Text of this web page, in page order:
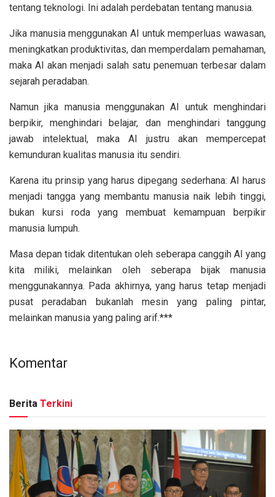
tentang teknologi. Ini adalah perdebatan tentang manusia.
Jika manusia menggunakan AI untuk memperluas wawasan,
meningkatkan produktivitas, dan memperdalam pemahaman,
maka AI akan menjadi salah satu penemuan terbesar dalam
sejarah peradaban.
Namun jika manusia menggunakan AI untuk menghindari
berpikir, menghindari belajar, dan menghindari tanggung
jawab intelektual, maka AI justru akan mempercepat
kemunduran kualitas manusia itu sendiri.
Karena itu prinsip yang harus dipegang sederhana: AI harus
menjadi tangga yang membantu manusia naik lebih tinggi,
bukan kursi roda yang membuat kemampuan berpikir
manusia lumpuh.
Masa depan tidak ditentukan oleh seberapa canggih AI yang
kita miliki, melainkan oleh seberapa bijak manusia
menggunakannya. Pada akhirnya, yang harus tetap menjadi
pusat peradaban bukanlah mesin yang paling pintar,
melainkan manusia yang paling arif.***
Komentar
Berita Terkini